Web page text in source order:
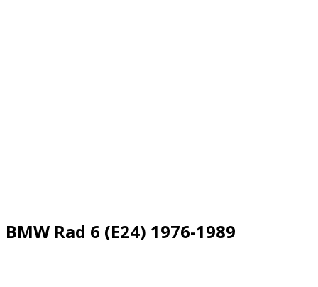
BMW Rad 6 (E24) 1976-1989